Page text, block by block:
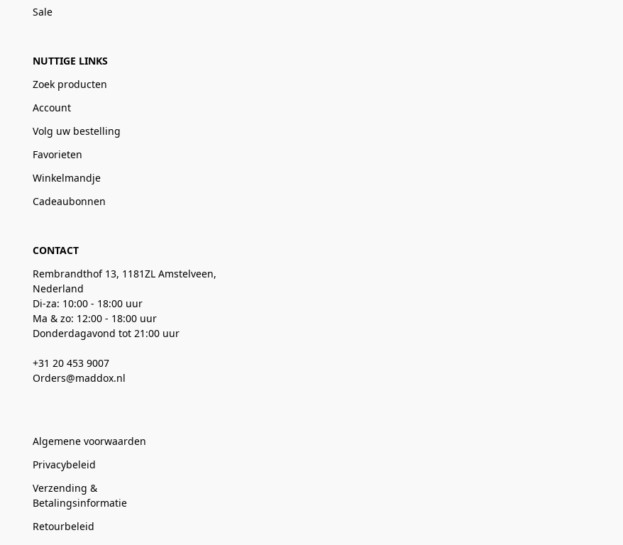
Sale
NUTTIGE LINKS
Zoek producten
Account
Volg uw bestelling
Favorieten
Winkelmandje
Cadeaubonnen
CONTACT
Rembrandthof 13, 1181ZL Amstelveen,
Nederland
Di-za: 10:00 - 18:00 uur
Ma & zo: 12:00 - 18:00 uur
Donderdagavond tot 21:00 uur
+31 20 453 9007
Orders@maddox.nl
Algemene voorwaarden
Privacybeleid
Verzending &
Betalingsinformatie
Retourbeleid